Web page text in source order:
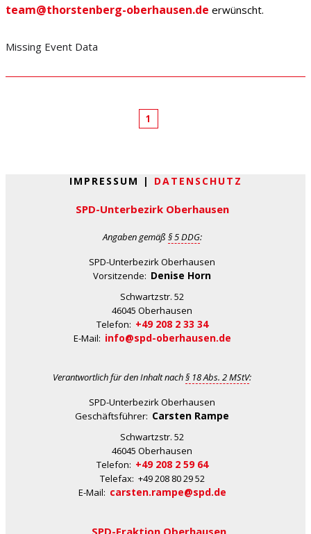
team@thorstenberg-oberhausen.de erwünscht.
Missing Event Data
1
IMPRESSUM | DATENSCHUTZ
SPD-Unterbezirk Oberhausen
Angaben gemäß § 5 DDG:
SPD-Unterbezirk Oberhausen
Vorsitzende: Denise Horn
Schwartzstr. 52
46045 Oberhausen
Telefon: +49 208 2 33 34
E-Mail: info@spd-oberhausen.de
Verantwortlich für den Inhalt nach§ 18 Abs. 2 MStV:
SPD-Unterbezirk Oberhausen
Geschäftsführer: Carsten Rampe
Schwartzstr. 52
46045 Oberhausen
Telefon: +49 208 2 59 64
Telefax: +49 208 80 29 52
E-Mail: carsten.rampe@spd.de
SPD-Fraktion Oberhausen